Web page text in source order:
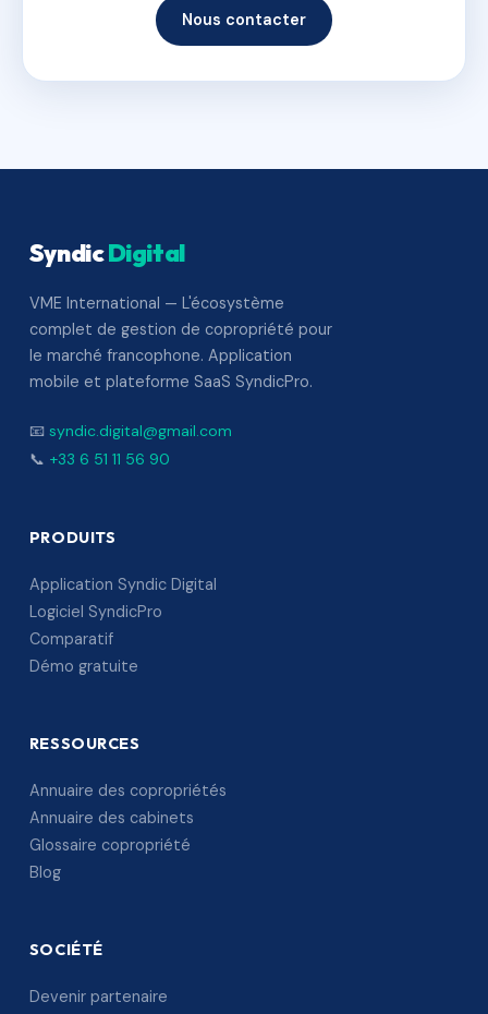
Nous contacter
SyndicDigital
VME International — L'écosystème
complet de gestion de copropriété pour
le marché francophone. Application
mobile et plateforme SaaS SyndicPro.
📧 syndic.digital@gmail.com
📞 +33 6 51 11 56 90
PRODUITS
Application Syndic Digital
Logiciel SyndicPro
Comparatif
Démo gratuite
RESSOURCES
Annuaire des copropriétés
Annuaire des cabinets
Glossaire copropriété
Blog
SOCIÉTÉ
Devenir partenaire